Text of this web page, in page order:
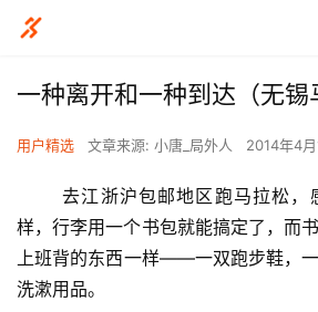
一种离开和一种到达（无锡
用户精选 文章来源: 小唐_局外人 2014年4
	去江浙沪包邮地区跑马拉松，感觉就像去健身房一
样，行李用一个书包就能搞定了，而
上班背的东西一样——一双跑步鞋，
洗漱用品。